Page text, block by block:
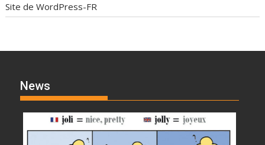
Site de WordPress-FR
News